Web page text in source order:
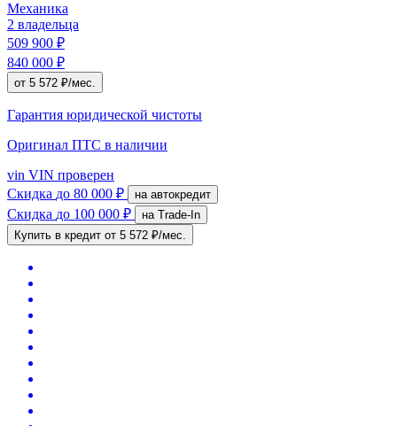
Механика
2 владельца
509 900 ₽
840 000 ₽
от 5 572 ₽/мес.
Гарантия юридической чистоты
Оригинал ПТС в наличии
vin VIN проверен
Скидка до 80 000 ₽ на автокредит
Скидка до 100 000 ₽
на Trade-In
Купить в кредит от 5 572 ₽/мес.